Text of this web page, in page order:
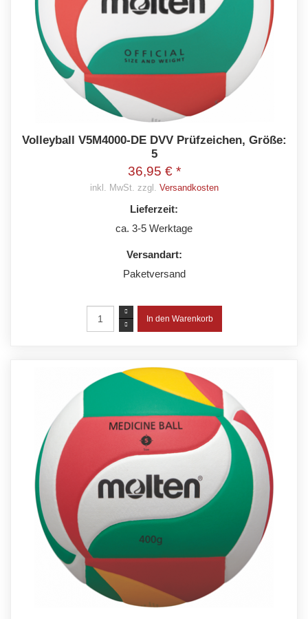
Volleyball V5M4000-DE DVV Prüfzeichen, Größe:
5
36,95 € *
inkl. MwSt. zzgl. Versandkosten
Lieferzeit:
ca. 3-5 Werktage
Versandart:
Paketversand